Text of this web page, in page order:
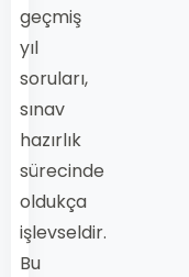
geçmiş
yıl
soruları,
sınav
hazırlık
sürecinde
oldukça
işlevseldir.
Bu